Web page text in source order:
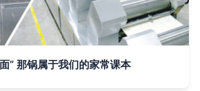
” 那锅属于我们的家常课本